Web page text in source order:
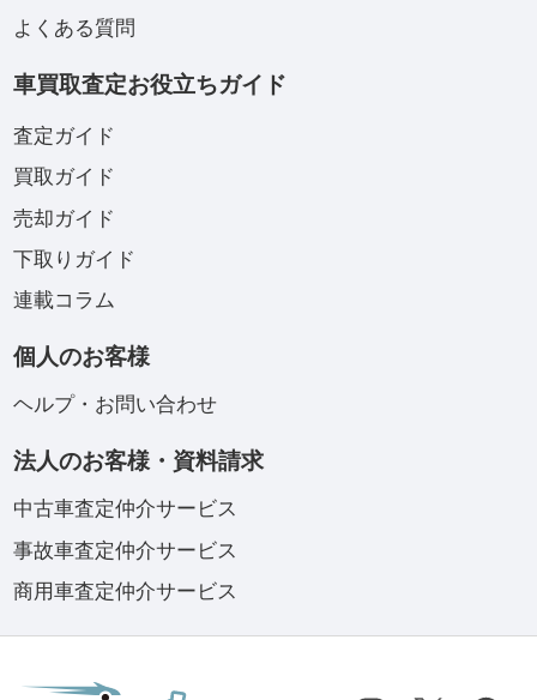
よくある質問
車買取査定お役立ちガイド
査定ガイド
買取ガイド
売却ガイド
下取りガイド
連載コラム
個人のお客様
ヘルプ・お問い合わせ
法人のお客様・資料請求
中古車査定仲介サービス
事故車査定仲介サービス
商用車査定仲介サービス